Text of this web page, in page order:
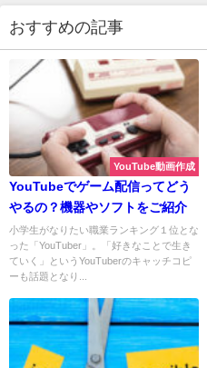
おすすめの記事
YouTube動画作成
YouTubeでゲーム配信ってどう
やるの？機器やソフトをご紹介
小学生がなりたい職業ランキング１位とな
った「YouTuber」。「好きなことで生き
ていく」というYouTuberのキャッチコピ
ーも話題となり...